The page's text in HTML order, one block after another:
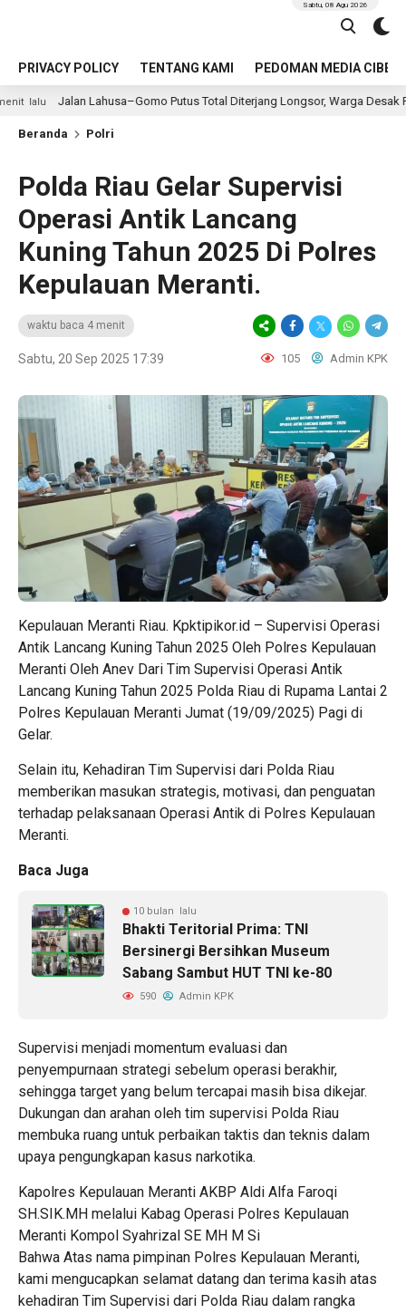
PRIVACY POLICY TENTANG KAMI PEDOMAN MEDIA CIBER
Sabtu, 08 Agu 2026
Putus Total Diterjang Longsor, Warga Desak Pemkab Nias
Beranda Polri
Polda Riau Gelar Supervisi
Operasi Antik Lancang
Kuning Tahun 2025 Di Polres
Kepulauan Meranti.
waktu baca 4 menit
Sabtu, 20 Sep 2025 17:39 105 Admin KPK
Kepulauan Meranti Riau. Kpktipikor.id – Supervisi Operasi
Antik Lancang Kuning Tahun 2025 Oleh Polres Kepulauan
Meranti Oleh Anev Dari Tim Supervisi Operasi Antik
Lancang Kuning Tahun 2025 Polda Riau di Rupama Lantai 2
Polres Kepulauan Meranti Jumat (19/09/2025) Pagi di
Gelar.
Selain itu, Kehadiran Tim Supervisi dari Polda Riau
memberikan masukan strategis, motivasi, dan penguatan
terhadap pelaksanaan Operasi Antik di Polres Kepulauan
Meranti.
Baca Juga
10 bulan lalu
Bhakti Teritorial Prima: TNI
Bersinergi Bersihkan Museum
Sabang Sambut HUT TNI ke-80
590 Admin KPK
Supervisi menjadi momentum evaluasi dan
penyempurnaan strategi sebelum operasi berakhir,
sehingga target yang belum tercapai masih bisa dikejar.
Dukungan dan arahan oleh tim supervisi Polda Riau
membuka ruang untuk perbaikan taktis dan teknis dalam
upaya pengungkapan kasus narkotika.
Kapolres Kepulauan Meranti AKBP Aldi Alfa Faroqi
SH.SIK.MH melalui Kabag Operasi Polres Kepulauan
Meranti Kompol Syahrizal SE MH M Si
Bahwa Atas nama pimpinan Polres Kepulauan Meranti,
kami mengucapkan selamat datang dan terima kasih atas
kehadiran Tim Supervisi dari Polda Riau dalam rangka